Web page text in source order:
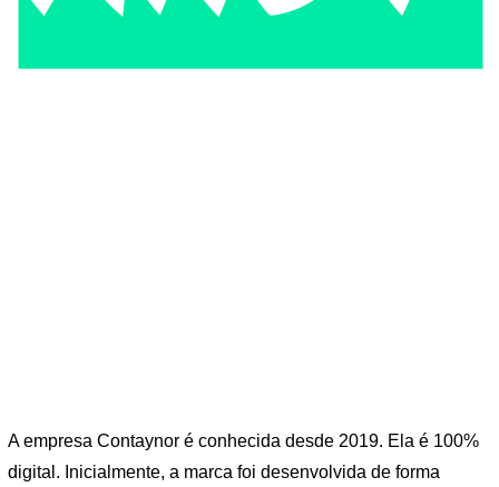
A empresa Contaynor é conhecida desde 2019. Ela é 100%
digital. Inicialmente, a marca foi desenvolvida de forma